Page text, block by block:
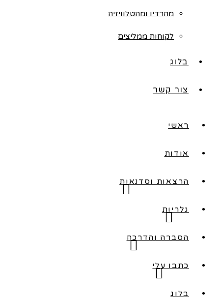
מהרדיו ומהטלוויזיה
לקוחות ממליצים
בלוג
צור קשר
ראשי
אודות
הרצאות וסדנאות
גלריות
הסברה והדרכה
כתבו עלי
בלוג